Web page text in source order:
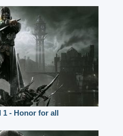
1 - Honor for all